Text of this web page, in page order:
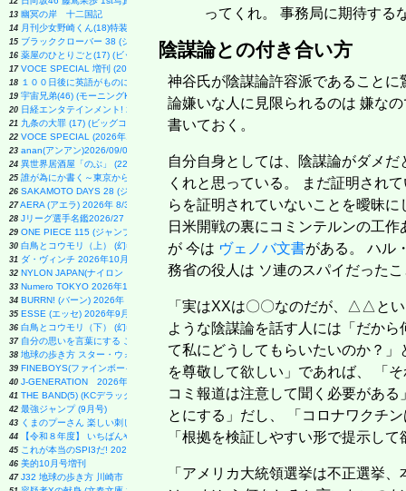
13 幽冥の岸 十二国記
14 月刊少女野崎くん(18)特装版 セレクト小冊子「堀と鹿島編」付き (SEコミックスプレミアム)
15 ブラッククローバー 38 (ジャンプコミックス)
16 薬屋のひとりごと(17) (ビッグガンガンコミックス)
17 VOCE SPECIAL 増刊 (2026年10月号)
18 １００日後に英語がものになる１日１０分 ネイティブ英語書き写し
19 宇宙兄弟(46) (モーニングKC)
20 日経エンタテインメント! 2026年 10 月号【表紙：佐久間大介】
21 九条の大罪 (17) (ビッグコミックス)
22 VOCE SPECIAL (2026年10月号)
23 anan(アンアン)2026/09/02号 No.2509増刊 スペシャルエディション[ちいかわ]
24 異世界居酒屋「のぶ」 (22) (角川コミックス・エース)
25 誰が為にか書く～東京から離れた山暮らし日記～
26 SAKAMOTO DAYS 28 (ジャンプコミックス)
27 AERA (アエラ) 2026年 8/31 号 [雑誌]
28 Jリーグ選手名鑑2026/27 J1・J2・J3 エル・ゴラッソ特別編集
29 ONE PIECE 115 (ジャンプコミックス)
30 白鳥とコウモリ（上） (幻冬舎文庫)
31 ダ・ヴィンチ 2026年10月号
32 NYLON JAPAN(ナイロン ジャパン) 2026年 10月号 [雑誌] 【W表紙：ハン（Stray Kids）】
33 Numero TOKYO 2026年10月号増刊（表紙／Number_i）
34 BURRN! (バーン) 2026年 9月号
35 ESSE (エッセ) 2026年9月号増刊（特装版）
36 白鳥とコウモリ（下） (幻冬舎文庫)
37 自分の思いを言葉にする こどもアウトプット図鑑 (サンクチュアリ出版)
38 地球の歩き方 スター・ウォーズ
39 FINEBOYS(ファインボーイズ) 2026年 09 月号 [37℃アソブ日の服！/正門良規]
40 J-GENERATION 2026年9月号【まるごと1冊大特集!!】Snow Man CORE
41 THE BAND(5) (KCデラックス)
42 最強ジャンプ (9月号)
43 くまのプーさん 楽しい刺しゅう 全国版(1) 2026年 8/19 号 [雑誌]
44 【令和８年度】 いちばんやさしい ITパスポート 絶対合格の教科書＋出る順問題集
45 これが本当のSPI3だ! 2028年度版 【主要3方式〈テストセンター・ペーパーテスト・WEBテ
46 美的10月号増刊
47 J32 地球の歩き方 川崎市
ってくれ。 事務局に期待する
陰謀論との付き合い方
神谷氏が陰謀論許容派であること
論嫌いな人に見限られるのは 嫌な
書いておく。
自分自身としては、陰謀論がダメ
くれと思っている。 まだ証明され
らを証明されていないことを曖昧
日米開戦の裏にコミンテルンの工
が 今は ヴェノバ文書がある。 ハル
務省の役人は ソ連のスパイだった
「実はXXは〇〇なのだが、△△と
ような陰謀論を話す人には「だか
て私にどうしてもらいたいのか？
を尊敬して欲しい」であれば、 「
コミ報道は注意して聞く必要があ
とにする」だし、 「コロナワクチ
「根拠を検証しやすい形で提示し
「アメリカ大統領選挙は不正選挙